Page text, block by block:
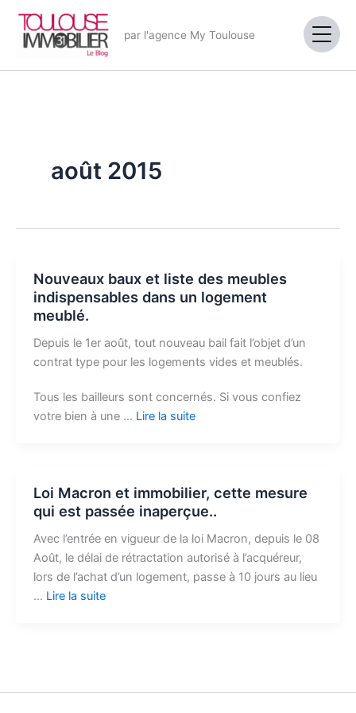
contenu
par l'agence My Toulouse
août 2015
Nouveaux baux et liste des meubles
indispensables dans un logement
meublé.
Depuis le 1er août, tout nouveau bail fait l’objet d’un
contrat type pour les logements vides et meublés.
Tous les bailleurs sont concernés. Si vous confiez
votre bien à une … Lire la suite
Loi Macron et immobilier, cette mesure
qui est passée inaperçue..
Avec l’entrée en vigueur de la loi Macron, depuis le 08
Août, le délai de rétractation autorisé à l’acquéreur,
lors de l’achat d’un logement, passe à 10 jours au lieu
… Lire la suite